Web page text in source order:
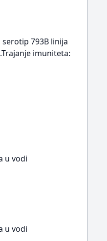
793B linija
imuniteta:
u vodi
u vodi